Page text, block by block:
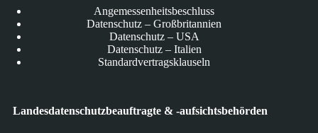
Angemessenheitsbeschluss
Datenschutz – Großbritannien
Datenschutz – USA
Datenschutz – Italien
Standardvertragsklauseln
Landesdatenschutzbeauftragte & -aufsichtsbehörden